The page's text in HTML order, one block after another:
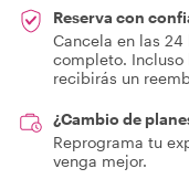
Reserva con
Cancela en las
completo. Incluso
recibirás un
¿Cambio de
Reprograma tu
venga mejor.